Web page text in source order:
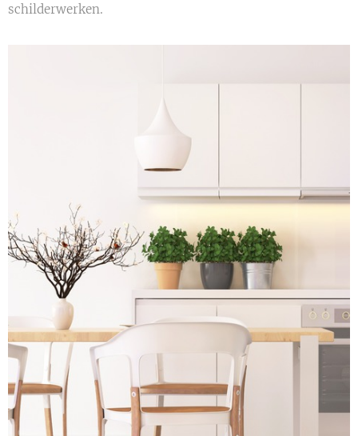
schilderwerken.